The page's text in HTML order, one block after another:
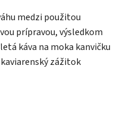
medzi použitou
prípravou, výsledkom
káva na moka kanvičku
zážitok